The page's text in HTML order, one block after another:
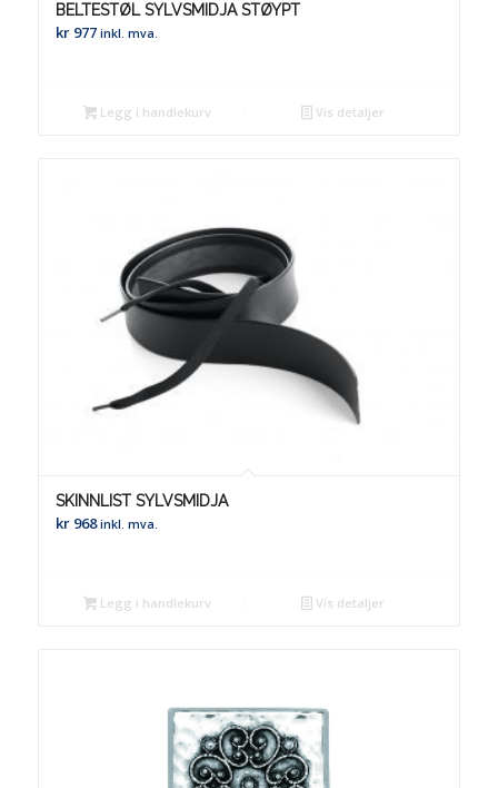
BELTESTØL SYLVSMIDJA STØYPT
kr977 inkl. mva.
Legg i handlekurv Vis detaljer
SKINNLIST SYLVSMIDJA
kr968 inkl. mva.
Legg i handlekurv Vis detaljer